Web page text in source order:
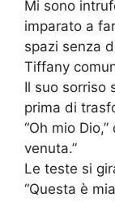
Mi sono
imparato a
spazi senza
Tiffany
Il suo sorriso
prima di
“Oh mio
venuta.”
Le teste si
“Questa è